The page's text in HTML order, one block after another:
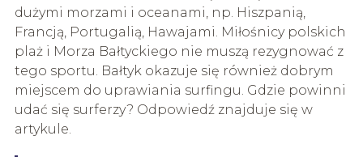
dużymi morzami i oceanami, np. Hiszpanią,
Francją, Portugalią, Hawajami. Miłośnicy polskich
plaż i Morza Bałtyckiego nie muszą rezygnować z
tego sportu. Bałtyk okazuje się również dobrym
miejscem do uprawiania surfingu. Gdzie powinni
udać się surferzy? Odpowiedź znajduje się w
artykule.